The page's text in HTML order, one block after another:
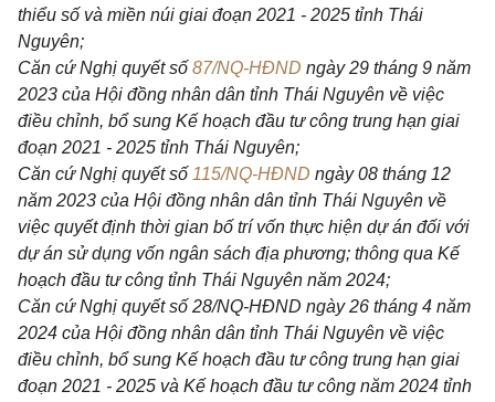
thiểu số và miền núi giai đoạn 2021 - 2025 tỉnh Thái
Nguyên;
Căn cứ Nghị quyết số 87/NQ-HĐND ngày 29 tháng 9 năm
2023 của Hội đồng nhân dân tỉnh Thái Nguyên về việc
điều chỉnh, bổ sung Kế hoạch đầu tư công trung hạn giai
đoạn 2021 - 2025 tỉnh Thái Nguyên;
Căn cứ Nghị quyết số 115/NQ-HĐND ngày 08 tháng 12
năm 2023 của Hội đồng nhân dân tỉnh Thái Nguyên về
việc quyết định thời gian bố trí vốn thực hiện dự án đối với
dự án sử dụng vốn ngân sách địa phương; thông qua Kế
hoạch đầu tư công tỉnh Thái Nguyên năm 2024;
Căn cứ Nghị quyết số 28/NQ-HĐND ngày 26 tháng 4 năm
2024 của Hội đồng nhân dân tỉnh Thái Nguyên về việc
điều chỉnh, bổ sung Kế hoạch đầu tư công trung hạn giai
đoạn 2021 - 2025 và Kế hoạch đầu tư công năm 2024 tỉnh